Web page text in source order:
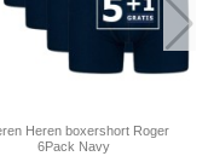
Heren boxershort Roger
6Pack Navy